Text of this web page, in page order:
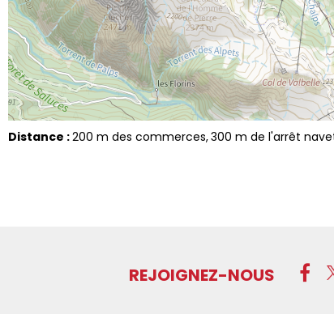
Distance :200 m des commerces 300 m de l'arrêt
REJOIGNEZ-NOUS